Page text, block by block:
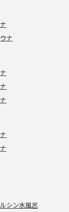
ナ
シン水風呂